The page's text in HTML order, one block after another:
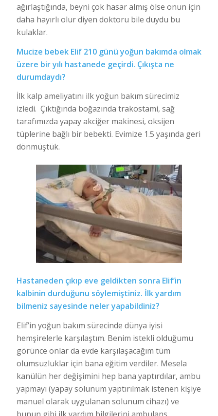
ağırlaştığında, beyni çok hasar almış ölse onun için
daha hayırlı olur diyen doktoru bile duydu bu
kulaklar.
Mucize bebek Elif 210 günü yoğun bakımda olmak
üzere bir yılı hastanede geçirdi. Çıkışta ne
durumdaydı?
İlk kalp ameliyatını ilk yoğun bakım sürecimiz
izledi. Çıktığında boğazında trakostami, sağ
tarafımızda yapay akciğer makinesi, oksijen
tüplerine bağlı bir bebekti. Evimize 1.5 yaşında geri
dönmüştük.
Hastaneden çıkıp eve geldikten sonra Elif’in
kalbinin durduğunu söylemiştiniz. İlk yardım
bilmeniz sayesinde neler yapabildiniz?
Elif’in yoğun bakım sürecinde dünya iyisi
hemşirelerle karşılaştım. Benim istekli olduğumu
görünce onlar da evde karşılaşacağım tüm
olumsuzluklar için bana eğitim verdiler. Mesela
kanülün her değişimini hep bana yaptırdılar, ambu
yapmayı (yapay solunum yaptırılmak istenen kişiye
manuel olarak uygulanan solunum cihazı) ve